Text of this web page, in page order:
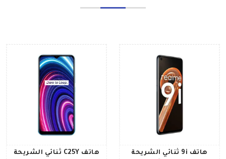
هاتف 9i ثنائي الشريحة
هاتف C25Y ثنائي الشريحة